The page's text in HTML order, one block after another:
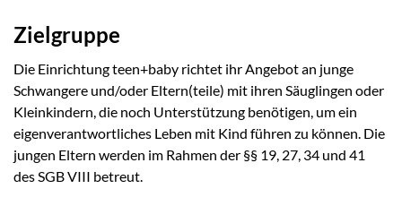
Zielgruppe
Die Einrichtung teen+baby richtet ihr Angebot an junge
Schwangere und/oder Eltern(teile) mit ihren Säuglingen oder
Kleinkindern, die noch Unterstützung benötigen, um ein
eigenverantwortliches Leben mit Kind führen zu können. Die
jungen Eltern werden im Rahmen der §§ 19, 27, 34 und 41
des SGB VIII betreut.